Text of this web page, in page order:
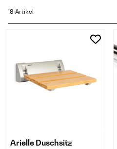
18 Artikel
Arielle Duschsitz